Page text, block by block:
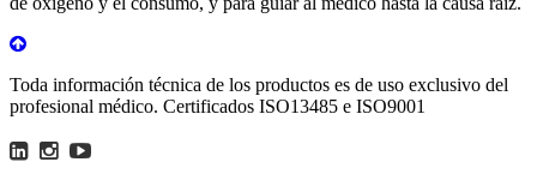
Toda información técnica de los productos es de uso exclusivo del
profesional médico. Certificados ISO13485 e ISO9001